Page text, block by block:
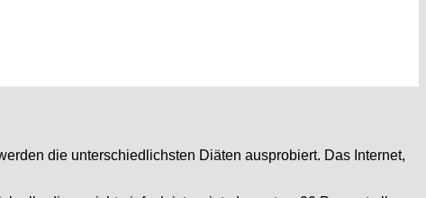
die unterschiedlichsten Diäten ausprobiert. Das Internet,